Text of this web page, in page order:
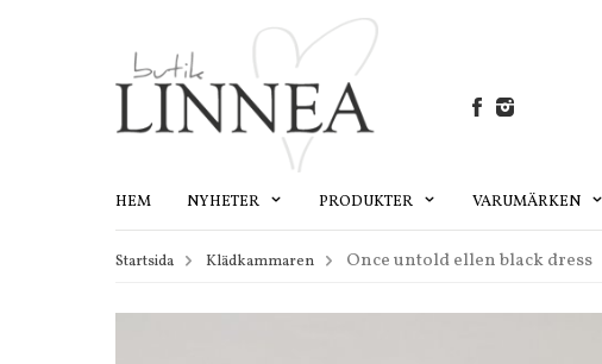
HEM NYHETER PRODUKTER VARUMÄRKEN
Startsida Klädkammaren Once untold ellen black dress